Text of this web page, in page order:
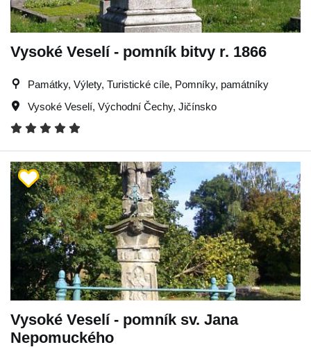
Vysoké Veselí - pomník bitvy r. 1866
Památky, Výlety, Turistické cíle, Pomníky, památníky
Vysoké Veselí, Východní Čechy, Jičínsko
Vysoké Veselí - pomník sv. Jana
Nepomuckého